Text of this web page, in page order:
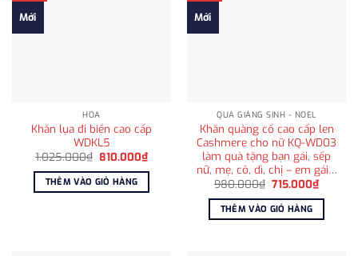
Mới
HỎA
Khăn lụa đi biển cao cấp
WDKL5
1.025.000₫ Giá
là:
1.025.000₫.
810.000₫Giá
hiện
tại
810.000₫.
THÊM VÀO GIỎ HÀNG
Mới
QUÀ GIÁNG SINH - NOEL
Khăn quàng cổ cao cấp len
Cashmere cho nữ KQ-WD03
làm quà tặng bạn gái, sếp
nữ, mẹ, cô, dì, chị – em gái…
980.000₫ Giá
là:
980.000₫.
715.000₫Giá
hiện
tại
THÊM VÀO GIỎ HÀNG